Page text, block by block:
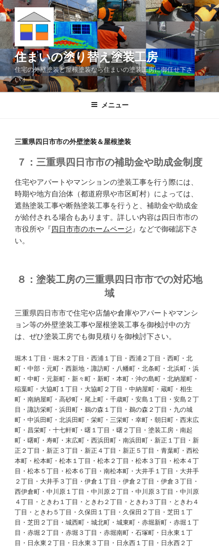
コ
ン
テ
ン
ツ
へ
ス
キ
住まいの塗り替え塗装工房
住宅の外壁塗装と屋根塗装なら住まいの塗装工房に御任せ下さ
い！
メニュー
三重県四日市市の外壁塗装＆屋根塗装
７：三重県四日市市の補助金や助成金制度
住宅やアパートやマンションの塗装工事を行う際には、
時期や地方自治体（都道府県や市区町村）によっては、
遮熱塗装工事や断熱塗装工事を行うと、補助金や助成金
が給付される場合もあります。詳しい内容は四日市市の
市役所や『四日市市のホームページ 』などで御確認下さ
い。
８：塗装工房の三重県四日市市での対応地
域
三重県四日市市で住宅や店舗や倉庫やアパートやマンシ
ョン等の外壁塗装工事や屋根塗装工事を御検討中の方
は、ぜひ塗装工房でも御見積りを御検討下さい。
堀木１丁目・堀木２丁目・西浦１丁目・西浦２丁目・西町・北
町・中部・元町・西新地・諏訪町・八幡町・北条町・北浜町・浜
町・中町・元新町・新々町・新町・本町・沖の島町・北納屋町・
稲葉町・大協町１丁目・大協町２丁目・中納屋町・蔵町・相生
町・南納屋町・高砂町・尾上町・千歳町・安島１丁目・安島２丁
目・諏訪栄町・浜田町・鵜の森１丁目・鵜の森２丁目・九の城
町・中浜田町・北浜田町・栄町・三栄町・幸町・朝日町・西末広
町・昌栄町・十七軒町・曙１丁目・曙２丁目・塗装工房・南起
町・曙町・寿町・末広町・西浜田町・南浜田町・新正１丁目・新
正２丁目・新正３丁目・新正４丁目・新正５丁目・青葉町・西松
本町・松本町・松本１丁目・松本２丁目・松本３丁目・松本４丁
目・松本５丁目・松本６丁目・南松本町・大井手１丁目・大井手
２丁目・大井手３丁目・伊倉１丁目・伊倉２丁目・伊倉３丁目・
西伊倉町・中川原１丁目・中川原２丁目・中川原３丁目・中川原
４丁目・ときわ１丁目・ときわ２丁目・ときわ３丁目・ときわ４
丁目・ときわ５丁目・久保田１丁目・久保田２丁目・芝田１丁
目・芝田２丁目・城西町・城北町・城東町・赤堀新町・赤堀１丁
目・赤堀２丁目・赤堀３丁目・赤堀南町・石塚町・日永東１丁
目・日永東２丁目・日永東３丁目・日永西１丁目・日永西２丁